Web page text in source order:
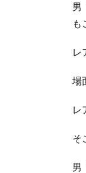
男
も
レ
場
レ
そ
男